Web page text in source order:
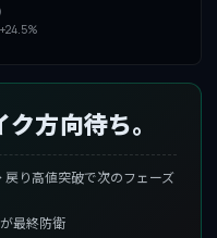
方向待ち。
り高値突破で次のフェーズ
最終防衛